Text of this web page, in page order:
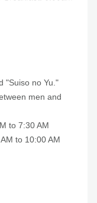
"Suiso no Yu."
men and
to 7:30 AM
to 10:00 AM